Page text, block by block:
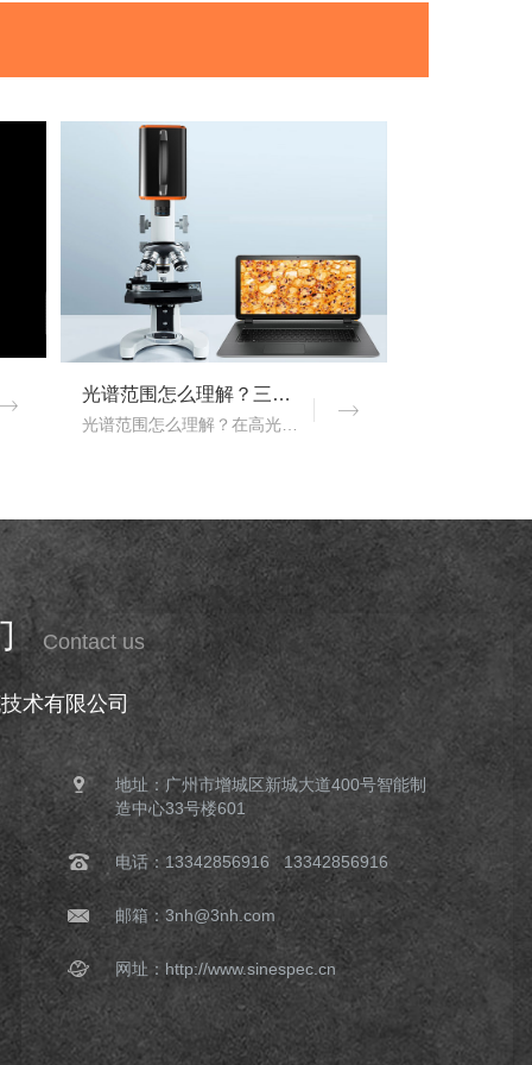
光谱范围怎么理解？三恩时高光谱成像仪光谱范围是多少nm？
光谱范围怎么理解？在高光谱成像仪的性能指标评价中，光谱范围是一项重要的指标，它用于表示高光谱成像仪能够在该谱段内实现理想成像的范围。那么，三恩时高光谱成像仪光谱..
Contact us
术有限公司
地址：广州市增城区新城大道400号智能制
造中心33号楼601
电话：13342856916 13342856916
邮箱：3nh@3nh.com
网址：http://www.sinespec.cn